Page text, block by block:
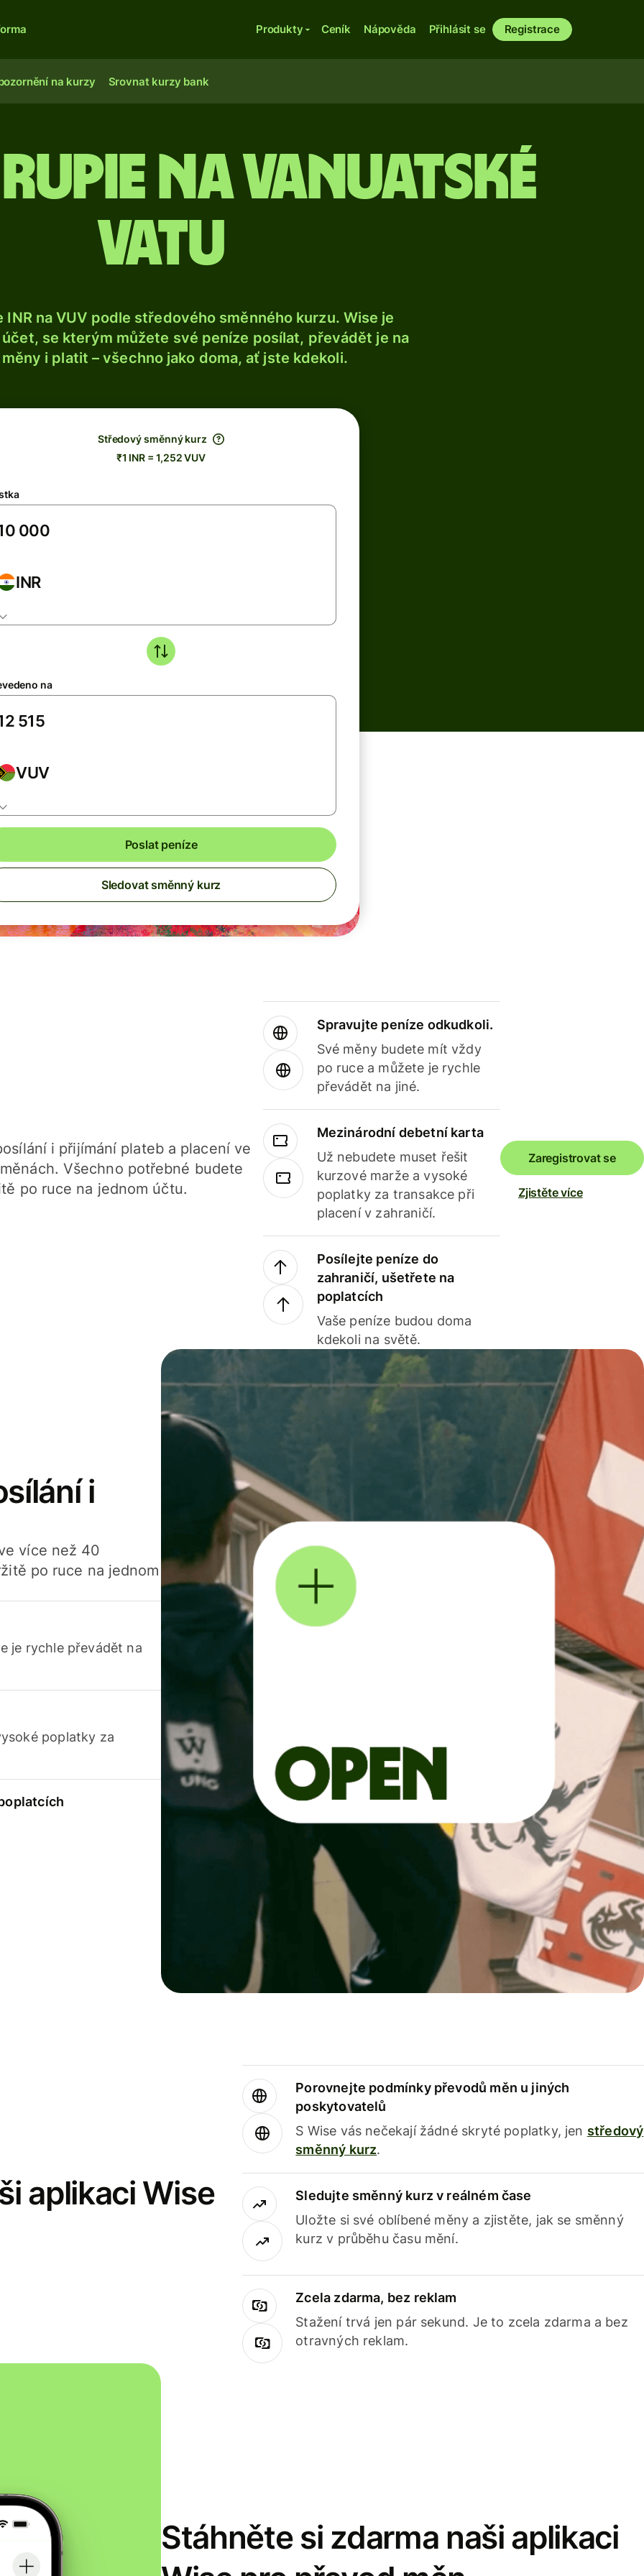
Produkty Ceník Nápověda Přihlásit se Registrace
na kurzy Srovnat kurzy bank
na vanuatské
vatu
INR na VUV podle středového směnného kurzu. Wise je
se kterým můžete své peníze posílat, převádět je na
i platit – všechno jako doma, ať jste kdekoli.
Středový směnný kurz
₹1 INR = 1,252 VUV
INR
na
VUV
Poslat peníze
Sledovat směnný kurz
i přijímání plateb a placení ve
Všechno potřebné budete
po ruce na jednom účtu.
Spravujte peníze odkudkoli.
Své měny budete mít vždy
po ruce a můžete je rychle
převádět na jiné.
Mezinárodní debetní karta
Už nebudete muset řešit
kurzové marže a vysoké
poplatky za transakce při
placení v zahraničí.
Posílejte peníze do
zahraničí, ušetřete na
poplatcích
Vaše peníze budou doma
kdekoli na světě.
Zaregistrovat se
Zjistěte více
i
více než 40
po ruce na jednom
je rychle převádět na
poplatky za
aplikaci Wise
Porovnejte podmínky převodů měn u jiných
poskytovatelů
S Wise vás nečekají žádné skryté poplatky, jen středový
směnný kurz.
Sledujte směnný kurz v reálném čase
Uložte si své oblíbené měny a zjistěte, jak se směnný
kurz v průběhu času mění.
Zcela zdarma, bez reklam
Stažení trvá jen pár sekund. Je to zcela zdarma a bez
otravných reklam.
Stáhněte si zdarma naši aplikaci